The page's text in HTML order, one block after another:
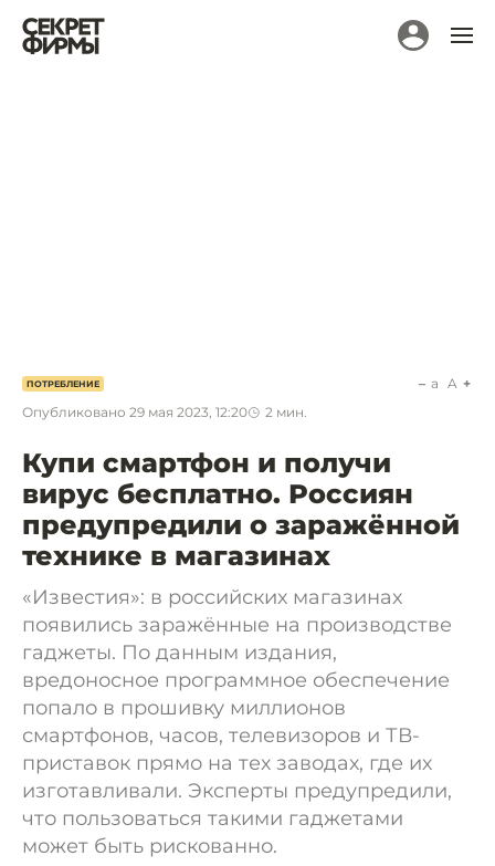
ПОТРЕБЛЕНИЕ
Опубликовано 29 мая 2023, 12:20 2 мин.
a A
Купи смартфон и получи
вирус бесплатно. Россиян
предупредили о заражённой
технике в магазинах
«Известия»: в российских магазинах
появились заражённые на производстве
гаджеты. По данным издания,
вредоносное программное обеспечение
попало в прошивку миллионов
смартфонов, часов, телевизоров и ТВ-
приставок прямо на тех заводах, где их
изготавливали. Эксперты предупредили,
что пользоваться такими гаджетами
может быть рискованно.